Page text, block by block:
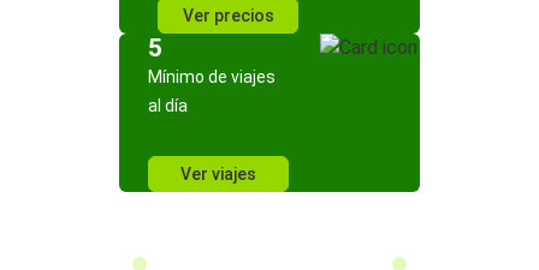
Ver precios
5
Mínimo de viajes
al día
Ver viajes